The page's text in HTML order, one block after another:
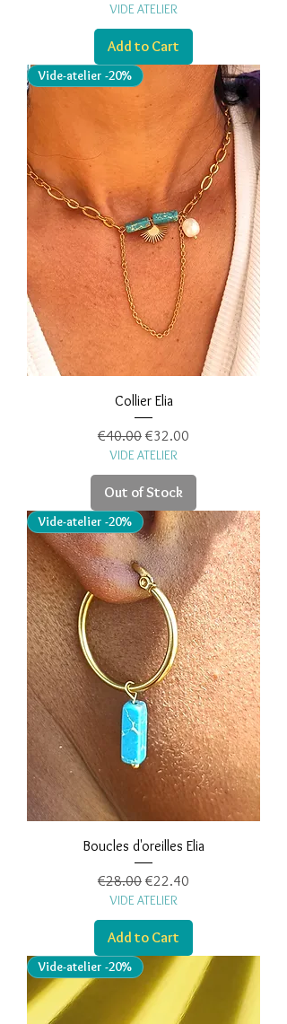
VIDE ATELIER
Add to Cart
Vide-atelier -20%
Collier Elia
Regular Price
€40.00 Sale Price
€32.00
VIDE ATELIER
Out of Stock
Vide-atelier -20%
Boucles d'oreilles Elia
Regular Price
€28.00 Sale Price
€22.40
VIDE ATELIER
Add to Cart
Vide-atelier -20%